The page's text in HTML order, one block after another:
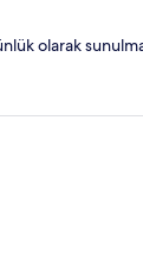
olarak